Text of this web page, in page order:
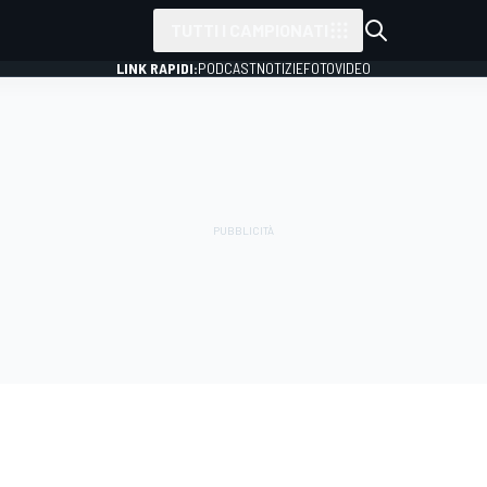
LINK RAPIDI:PODCASTNOTIZIEFOTOVIDEO